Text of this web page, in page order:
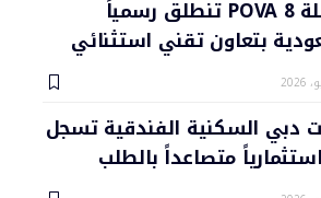
سلسلة POVA 8 تنطلق رسمياً
بتعاون تقني استثنائي
دبي السكنية الفندقية تسجل
متصاعداً بالطلب